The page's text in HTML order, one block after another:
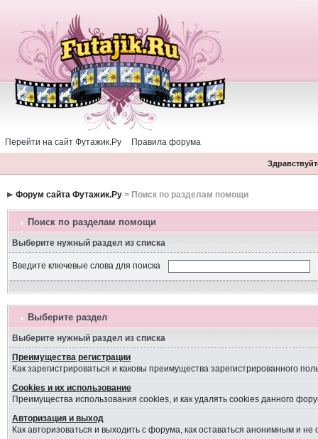
Перейти на сайт Футажик.Ру Правила форума
Форум сайта Футажик.Ру> Поиск по разделам помощи
Поиск по разделам помощи
Выберите нужный раздел из списка
Введите ключевые слова для поиска
Выберите раздел
Выберите нужный раздел из списка
Преимущества регистрации
Как зарегистрироваться и каковы преимущества зарегистрированного
Cookies и их использование
Преимущества использования cookies, и как удалять cookies данного
Авторизация и выход
Как авторизоваться и выходить с форума, как оставаться анонимным и